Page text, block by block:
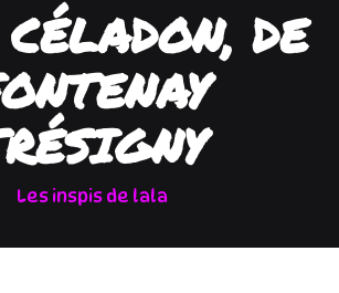
DE
Les inspis de lala